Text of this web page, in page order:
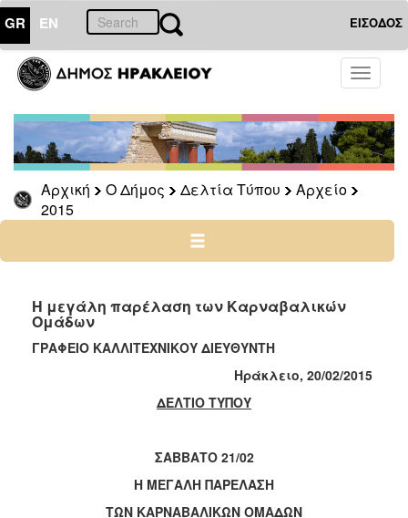
GR EN ΕΙΣΟΔΟΣ
Toggle
Αρχική Ο Δήμος Δελτία Τύπου
Αρχείο
2015
ΔΗΜΟΣ
Δελτία
Τύπου
Αρχείο
2026
2025
2022
2021
2020
Η μεγάλη παρέλαση των Καρναβαλικών
Ομάδων
ΓΡΑΦΕΙΟ ΚΑΛΛΙΤΕΧΝΙΚΟΥ ΔΙΕΥΘΥΝΤΗ
Ηράκλειο, 20/02/2015
ΔΕΛΤΙΟ ΤΥΠΟΥ
ΣΑΒΒΑΤΟ 21/02
Η ΜΕΓΑΛΗ ΠΑΡΕΛΑΣΗ
ΤΩΝ ΚΑΡΝΑΒΑΛΙΚΩΝ ΟΜΑΔΩΝ